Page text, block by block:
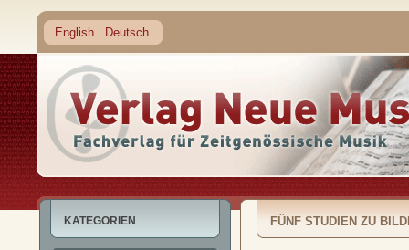
English Deutsch
KATEGORIEN FÜNF STUDIEN ZU